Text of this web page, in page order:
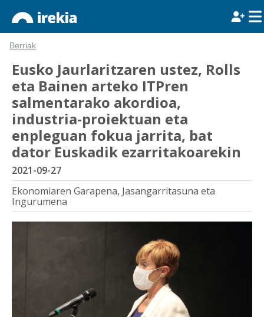
Berriak
Eusko Jaurlaritzaren ustez, Rolls
eta Bainen arteko ITPren
salmentarako akordioa,
industria-proiektuan eta
enpleguan fokua jarrita, bat
dator Euskadik ezarritakoarekin
2021-09-27
Ekonomiaren Garapena, Jasangarritasuna eta
Ingurumena